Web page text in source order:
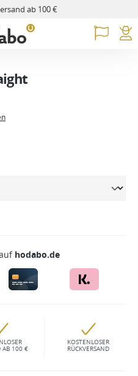
ab 100 €
hodabo.de
AB 100 €
KOSTENLOSER
RÜCKVERSAND